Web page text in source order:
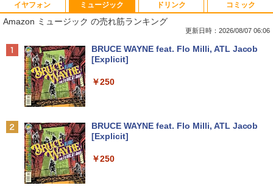
1
タブレットPC Microsoft Surface Pro 5/
7+ 12.3インチ メモリ 8GB SSD256GB
第7世代Core-i5 2.6GHz 2K解像度 2736
HDMI / Windows 11 Pro 中古タブレット
PC /ノートパソコン 2in1 中古 タブレッ
【マラソンセール期間中ポイント5倍】中
リ16GB M.2 SSD256GB 13.3インチ フ
1
ポイント10倍 中古パソコン デスクトッ
プパソコン Windows 11【Office付】
【Windows 11 Pro 64Bit搭載】DELL O
D 120GB/DVD-ROM/送料無料【オプショ
ン色々有】
￥24,800
【エントリーでポイント100％還元のチ
ャンス】GMKtec ミニpc G3 Pro Intel C
設 512GB SSD M.2 2242 最大8TB Wind
1
【マラソンセール期間中ポイント5倍】中
古モニター 17インチ スクエア 店長おま
かせ VGA / DVI ケーブル付き サブモニタ
日保証 送料無料
2
ッチ選択】 モバイルモニター 15.6インチ
ノングレア 非光沢 1080PフルHD コスパ
ポータブルモニター ゲーミングモニター
1
独身貴族は異世界を謳歌する 〜結婚し
ない男の優雅なおひとりさまライフ〜
（8） 【電子書籍】[ 駒鳥ひわ ]
￥792
￥792
イヤフォン
Anker Soundcore P40i オフホワイト
Anker Soundcore P31i ブラック
ミュージック
Amazon ミュージック の売れ筋ランキング
更新日時：2026/08/07 06:06
BRUCE WAYNE feat. Flo Milli, ATL Jacob
[Explicit]
￥250
BRUCE WAYNE feat. Flo Milli, ATL Jacob
[Explicit]
￥250
ドリンク コミック